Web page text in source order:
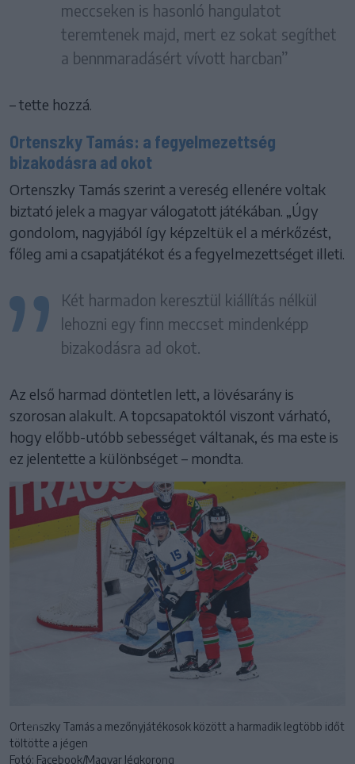
meccseken is hasonló hangulatot
teremtenek majd, mert ez sokat segíthet
a bennmaradásért vívott harcban”
– tette hozzá.
Ortenszky Tamás: a fegyelmezettség
bizakodásra ad okot
Ortenszky Tamás szerint a vereség ellenére voltak
biztató jelek a magyar válogatott játékában. „Úgy
gondolom, nagyjából így képzeltük el a mérkőzést,
főleg ami a csapatjátékot és a fegyelmezettséget illeti.
Két harmadon keresztül kiállítás nélkül
lehozni egy finn meccset mindenképp
bizakodásra ad okot.
Az első harmad döntetlen lett, a lövésarány is
szorosan alakult. A topcsapatoktól viszont várható,
hogy előbb-utóbb sebességet váltanak, és ma este is
ez jelentette a különbséget – mondta.
Ortenszky Tamás a mezőnyjátékosok között a harmadik legtöbb időt
töltötte a jégen
Fotó: Facebook/Magyar Jégkorong